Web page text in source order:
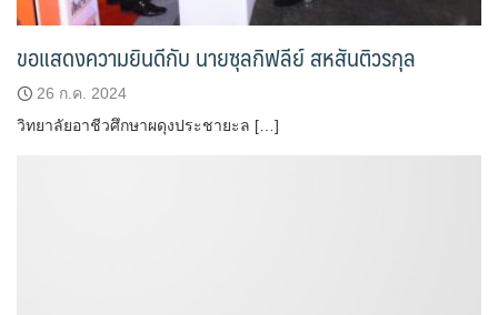
ขอแสดงความยินดีกับ นายซุลกิฟลีย์ สหสันติวรกุล
26 ก.ค. 2024
วิทยาลัยอาชีวศึกษาผดุงประชายะล […]